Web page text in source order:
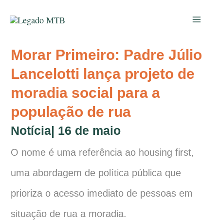
para
conteúdo
Morar Primeiro: Padre Júlio
Lancelotti lança projeto de
moradia social para a
população de rua
Notícia| 16 de maio
O nome é uma referência ao housing first,
uma abordagem de política pública que
prioriza o acesso imediato de pessoas em
situação de rua a moradia.